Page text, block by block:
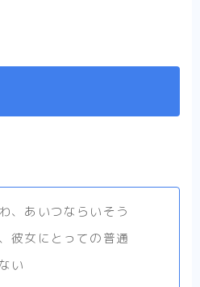
あいつならいそう
彼女にとっての普通
い